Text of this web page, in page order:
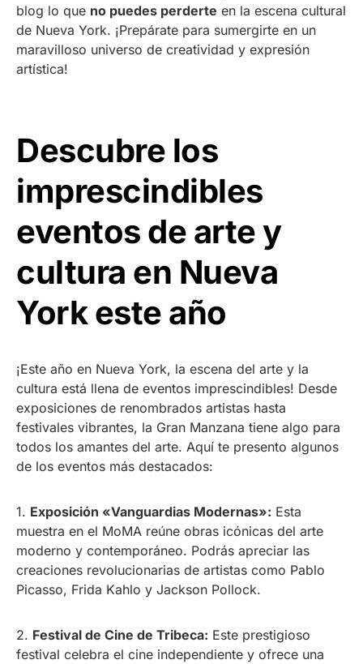
blog lo que no puedes perderte en la escena cultural
de Nueva York. ¡Prepárate para sumergirte en un
maravilloso universo de creatividad y expresión
artística!
Descubre los
imprescindibles
eventos de arte y
cultura en Nueva
York este año
¡Este año en Nueva York, la escena del arte y la
cultura está llena de eventos imprescindibles! Desde
exposiciones de renombrados artistas hasta
festivales vibrantes, la Gran Manzana tiene algo para
todos los amantes del arte. Aquí te presento algunos
de los eventos más destacados:
1. Exposición «Vanguardias Modernas»: Esta
muestra en el MoMA reúne obras icónicas del arte
moderno y contemporáneo. Podrás apreciar las
creaciones revolucionarias de artistas como Pablo
Picasso, Frida Kahlo y Jackson Pollock.
2. Festival de Cine de Tribeca: Este prestigioso
festival celebra el cine independiente y ofrece una